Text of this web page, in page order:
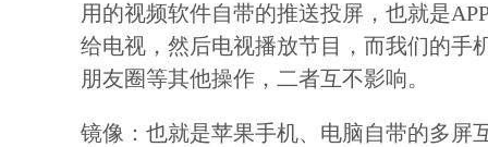
用的视频软件自带的推送投屏，也就是
给电视，然后电视播放节目，而我们的手
朋友圈等其他操作，二者互不影响。
镜像：也就是苹果手机、电脑自带的多屏